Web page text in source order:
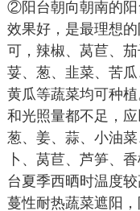
②阳台朝向朝南的阳
效果好，是最理想
可，辣椒、莴苣、
荽、葱、韭菜、苦
黄瓜等蔬菜均可种
和光照量都不足，
葱、姜、蒜、小油
卜、莴苣、芦笋、
台夏季西晒时温度
蔓性耐热蔬菜遮阳，